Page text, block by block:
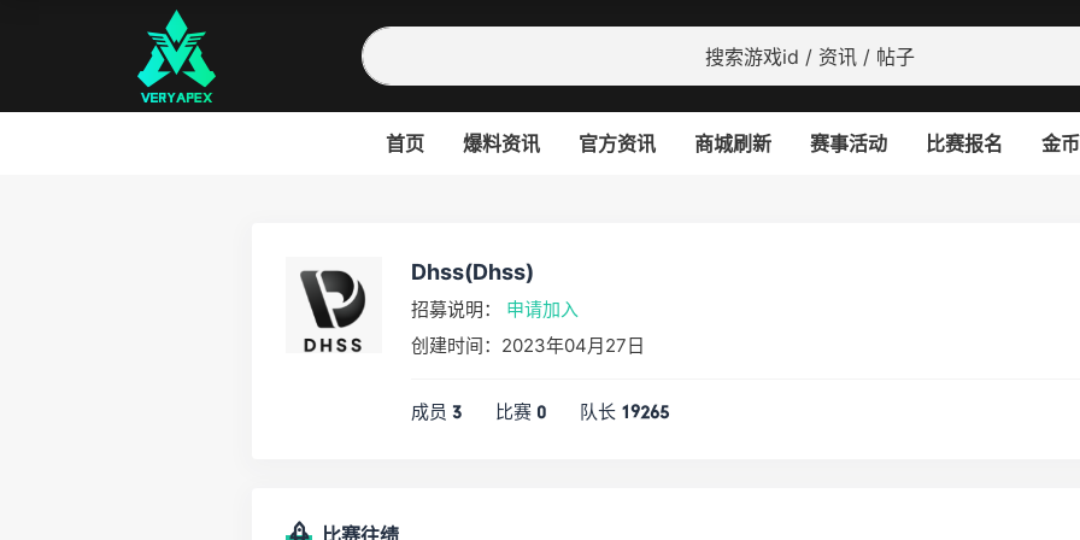
首页 爆料资讯 官方资讯 商城刷新 赛事活动 比赛报名 金
Dhss(Dhss)
招募说明： 申请加入
创建时间：2023年04月27日
成员 3 比赛 0 队长 19265
比赛往绩